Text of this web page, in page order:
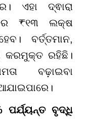
ଏହା ଦ୍ଵାରା
₹୧୩ ଲକ୍ଷ
ବର୍ତ୍ତମାନ,
କରମୁକ୍ତ ରହିଛି।
ବଢ଼ାଇବା
ପର୍ଯ୍ୟନ୍ତ ବୃଦ୍ଧି